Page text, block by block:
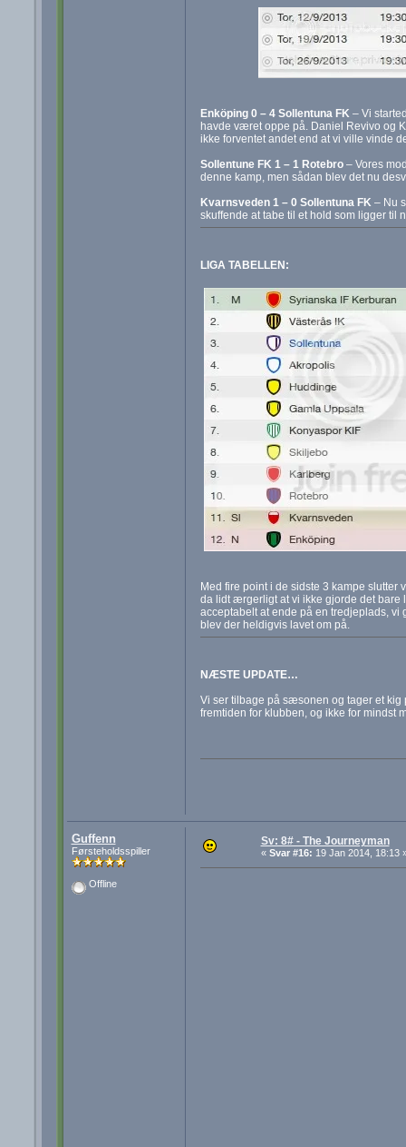
Enköping 0 – 4 Sollentuna FK – Vi
havde været oppe på. Daniel Revivo og
ikke forventet andet end at vi ville vinde
Sollentune FK 1 – 1 Rotebro– Vores
denne kamp, men sådan blev det nu
Kvarnsveden 1 – 0 Sollentuna FK – Nu
skuffende at tabe til et hold som ligger til
LIGA TABELLEN:
Med fire point i de sidste 3 kampe slutter
da lidt ærgerligt at vi ikke gjorde det bare
acceptabelt at ende på en tredjeplads, vi
blev der heldigvis lavet om på.
NÆSTE UPDATE…
Vi ser tilbage på sæsonen og tager et kig
fremtiden for klubben, og ikke for mindst
Guffenn
Førsteholdsspiller
Offline
Sv: 8# - The Journeyman
« Svar #16: 19 Jan 2014, 18:13